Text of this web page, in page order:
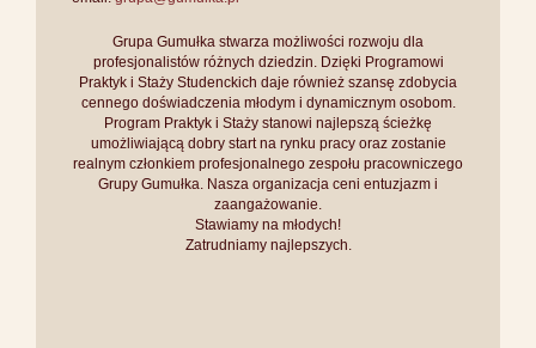
Grupa Gumułka stwarza możliwości rozwoju dla
profesjonalistów różnych dziedzin. Dzięki Programowi
Praktyk i Staży Studenckich daje również szansę zdobycia
cennego doświadczenia młodym i dynamicznym osobom.
Program Praktyk i Staży stanowi najlepszą ścieżkę
umożliwiającą dobry start na rynku pracy oraz zostanie
realnym członkiem profesjonalnego zespołu pracowniczego
Grupy Gumułka. Nasza organizacja ceni entuzjazm i
zaangażowanie.
Stawiamy na młodych!
Zatrudniamy najlepszych.